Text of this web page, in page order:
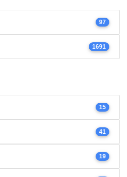
97
1691
15
41
19